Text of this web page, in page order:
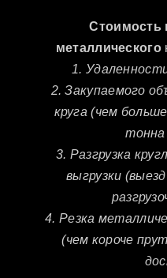
Стоимость
металлического
1.
2. Закупаемого
круга (чем
тонна
3. Разгрузка
выгрузки
4. Резка
(чем короче